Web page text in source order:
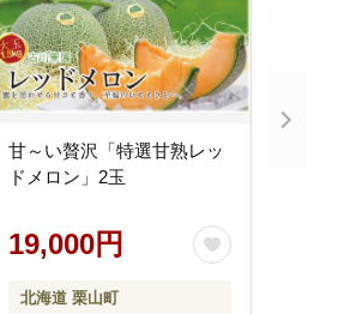
甘～い贅沢「特選甘熟レッ
ドメロン」2玉
19,000円
北海道 栗山町